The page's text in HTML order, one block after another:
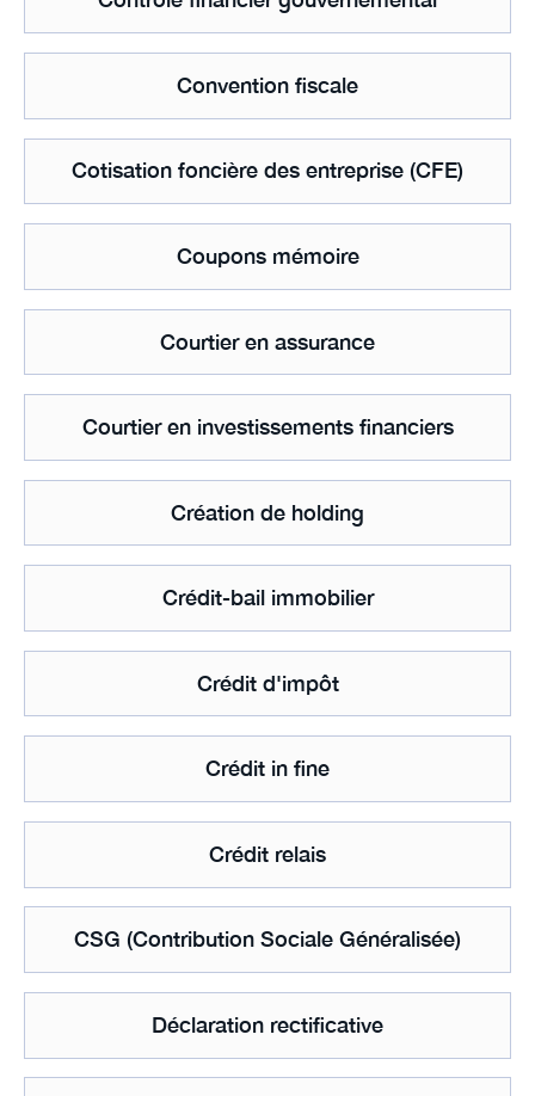
Convention fiscale
Cotisation foncière des entreprise (CFE)
Coupons mémoire
Courtier en assurance
Courtier en investissements financiers
Création de holding
Crédit-bail immobilier
Crédit d'impôt
Crédit in fine
Crédit relais
CSG (Contribution Sociale Généralisée)
Déclaration rectificative